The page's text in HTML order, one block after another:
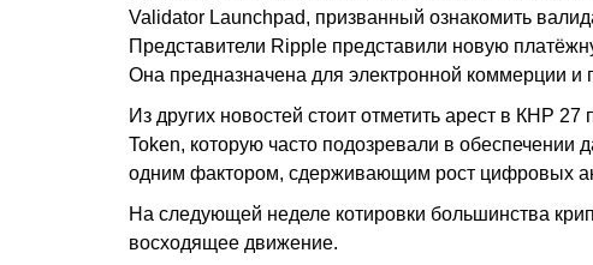
Validator Launchpad, призванный ознакомить
Представители Ripple представили новую
Она предназначена для электронной коммерции и
Из других новостей стоит отметить арест в КНР
Token, которую часто подозревали в
одним фактором, сдерживающим рост цифровых
На следующей неделе котировки большинства
восходящее движение.